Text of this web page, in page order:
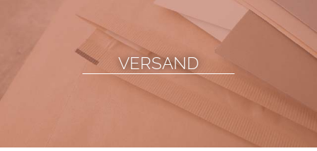
VERSAND